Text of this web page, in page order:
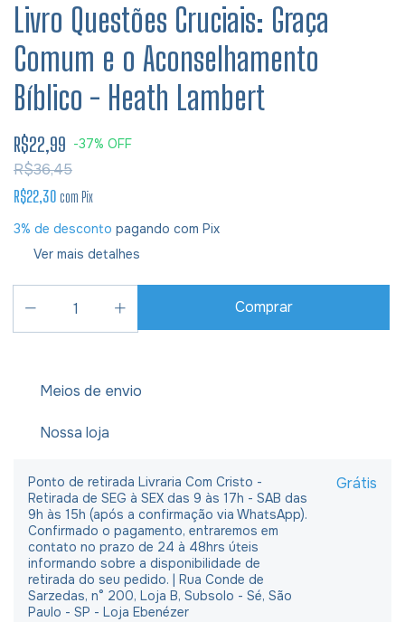
Livro Questões Cruciais: Graça
Comum e o Aconselhamento
Bíblico - Heath Lambert
R$22,99 -37% OFF
R$36,45
R$22,30 com Pix
3% de desconto pagando com Pix
Ver mais detalhes
Meios de envio
Nossa loja
Ponto de retirada Livraria Com Cristo -
Retirada de SEG à SEX das 9 às 17h - SAB das
9h às 15h (após a confirmação via WhatsApp).
Confirmado o pagamento, entraremos em
contato no prazo de 24 à 48hrs úteis
informando sobre a disponibilidade de
retirada do seu pedido. | Rua Conde de
Sarzedas, n° 200, Loja B, Subsolo - Sé, São
Paulo - SP - Loja Ebenézer
Grátis